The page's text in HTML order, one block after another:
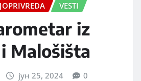
VESTI
iz
Malošišta
јун 25, 2024 0